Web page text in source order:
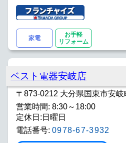
家電
お手軽
リフォーム
ベスト電器安岐店
〒873-0212 大分県国東市安
営業時間: 8:30～18:00
定休日:日曜日
電話番号: 0978-67-3932